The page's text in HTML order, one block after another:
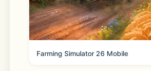
permissions to deliver its full
features. You can still use the
without granting optional
may be limited.
Farming Simulator 26 Mobile